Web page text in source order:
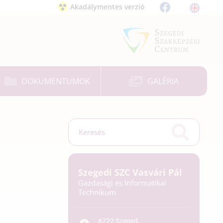
Akadálymentes verzió
DOKUMENTUMOK GALÉRIA
Szegedi SZC Vasvári Pál
Gazdasági és Informatikai
Technikum
6722 Szeged,